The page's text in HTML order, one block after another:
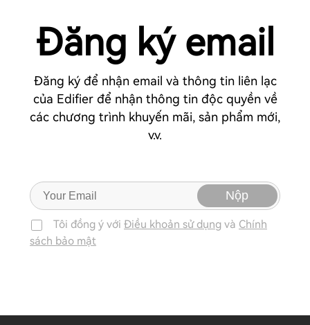
Đăng ký email
Đăng ký để nhận email và thông tin liên lạc
của Edifier để nhận thông tin độc quyền về
các chương trình khuyến mãi, sản phẩm mới,
v.v.
Nộp
Tôi đồng ý với Điều khoản sử dụng và Chính
sách bảo mật